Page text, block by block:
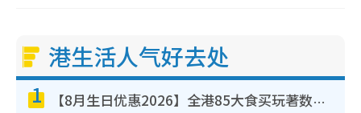
港生活人气好去处
1 【8月生日优惠2026】全港85大食买玩著数攻略 自助餐/火锅放题同行免费＋诚品/DONKI送现金券